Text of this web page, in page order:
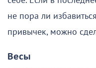
не пора ли
привычек, можно
Весы